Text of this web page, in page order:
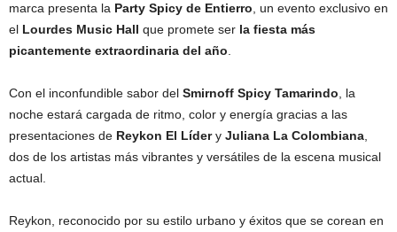
marca presenta la Party Spicy de Entierro, un evento exclusivo en
el Lourdes Music Hall que promete ser la fiesta más
picantemente extraordinaria del año.
Con el inconfundible sabor del Smirnoff Spicy Tamarindo, la
noche estará cargada de ritmo, color y energía gracias a las
presentaciones de Reykon El Lídery Juliana La Colombiana,
dos de los artistas más vibrantes y versátiles de la escena musical
actual.
Reykon, reconocido por su estilo urbano y éxitos que se corean en